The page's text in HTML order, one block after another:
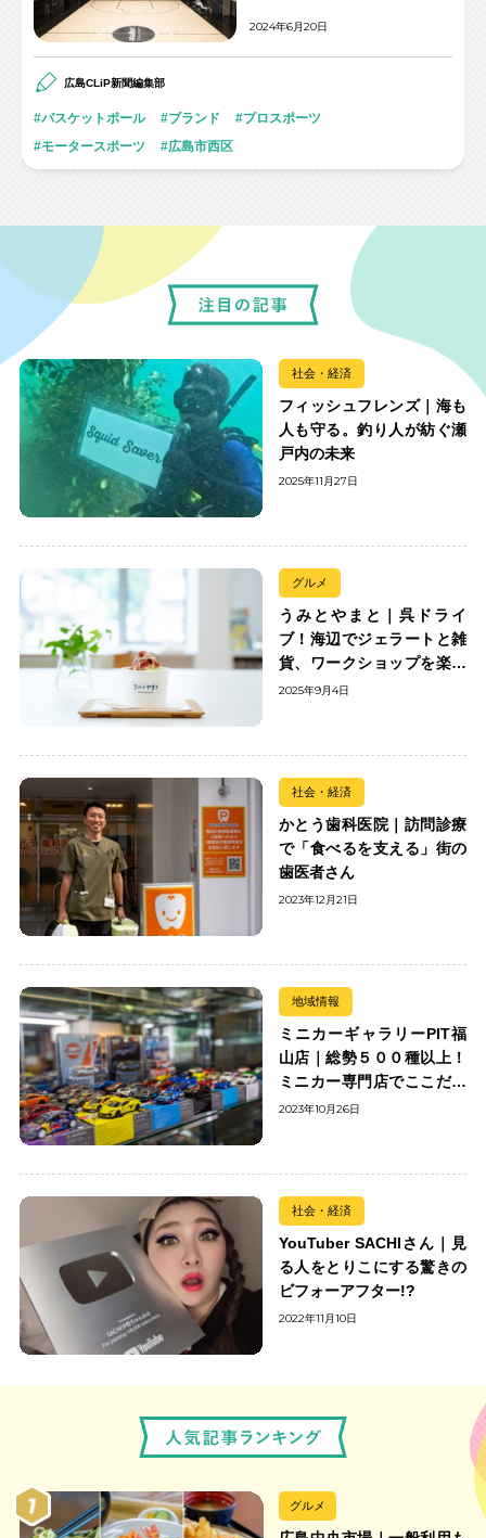
2024年6月20日
広島CLiP新聞編集部
バスケットボール ブランド
プロスポーツ
モータースポーツ
広島市西区
社会・経済
フィッシュフレンズ｜海も
人も守る。釣り人が紡ぐ瀬
戸内の未来
2025年11月27日
グルメ
うみとやまと｜呉ドライ
ブ！海辺でジェラートと雑
貨、ワークショップを楽し
む
2025年9月4日
社会・経済
かとう歯科医院｜訪問診療
で「食べるを支える」街の
歯医者さん
2023年12月21日
地域情報
ミニカーギャラリーPIT福
山店｜総勢５００種以上！
ミニカー専門店でここだけ
の出会いを楽しもう
2023年10月26日
社会・経済
YouTuber SACHIさん｜見
る人をとりこにする驚きの
ビフォーアフター!?
2022年11月10日
グルメ